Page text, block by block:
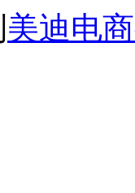
美迪电